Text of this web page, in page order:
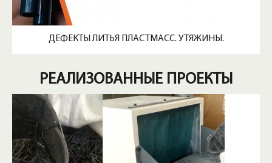
ДЕФЕКТЫ ЛИТЬЯ ПЛАСТМАСС. УТЯЖИНЫ.
РЕАЛИЗОВАННЫЕ ПРОЕКТЫ